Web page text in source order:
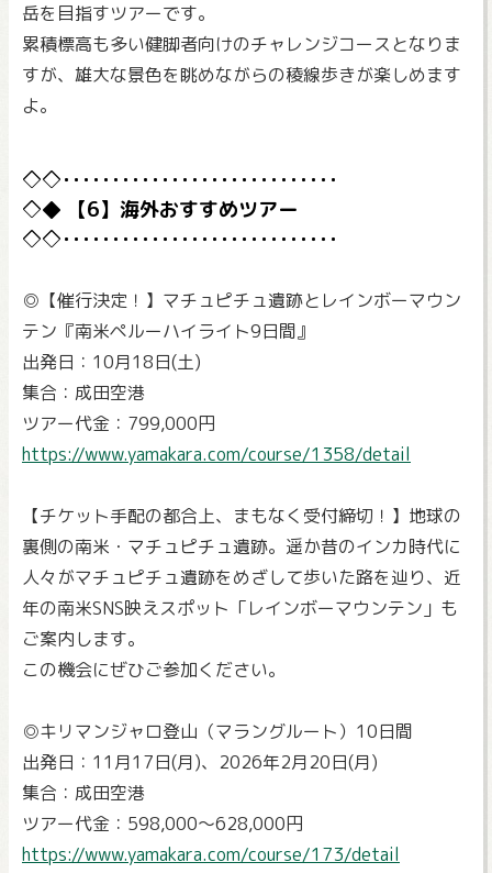
岳を目指すツアーです。
累積標高も多い健脚者向けのチャレンジコースとなりま
すが、雄大な景色を眺めながらの稜線歩きが楽しめます
よ。
【6】海外おすすめツアー
◎【催行決定！】マチュピチュ遺跡とレインボーマウン
テン『南米ペルーハイライト9日間』
出発日：10月18日(土)
集合：成田空港
ツアー代金：799,000円
https://www.yamakara.com/course/1358/detail
【チケット手配の都合上、まもなく受付締切！】地球の
裏側の南米・マチュピチュ遺跡。遥か昔のインカ時代に
人々がマチュピチュ遺跡をめざして歩いた路を辿り、近
年の南米SNS映えスポット「レインボーマウンテン」も
ご案内します。
この機会にぜひご参加ください。
◎キリマンジャロ登山（マラングルート）10日間
出発日：11月17日(月)、2026年2月20日(月)
集合：成田空港
ツアー代金：598,000～628,000円
https://www.yamakara.com/course/173/detail